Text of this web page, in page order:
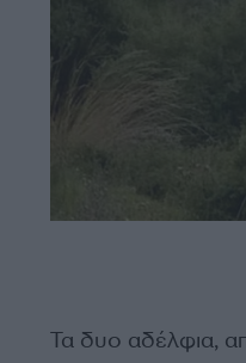
Τα δυο αδέλφια,